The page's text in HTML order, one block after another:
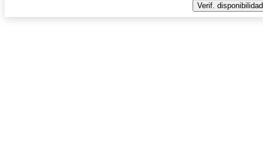
Verif. disponibilidad